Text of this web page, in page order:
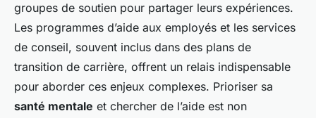
groupes de soutien pour partager leurs expériences.
Les programmes d’aide aux employés et les services
de conseil, souvent inclus dans des plans de
transition de carrière, offrent un relais indispensable
pour aborder ces enjeux complexes. Prioriser sa
santé mentale et chercher de l’aide est non